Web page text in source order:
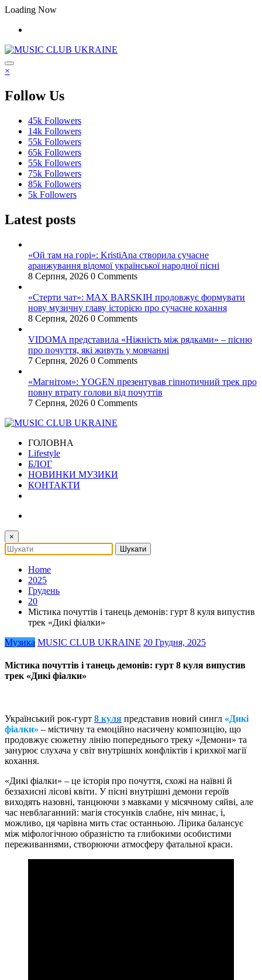
Перейти
контенту
Loading Now
×
Follow Us
45k Followers
14k Followers
55k Followers
65k Followers
55k Followers
75k Followers
85k Followers
5k Followers
Latest posts
«Ой там на горі»: KristiAna створила сучасне
аранжування відомої української народної пісні
8 Серпня, 2026 0 Comments
«Стерти чат»: MAX BARSKIH продовжує формувати
нову музичну главу історією про сучасне кохання
8 Серпня, 2026 0 Comments
VIDOMA представила «Ніжність між рядками» – пісню
про почуття, які живуть у мовчанні
7 Серпня, 2026 0 Comments
«Магнітом»: YOGEN презентував гіпнотичний трек про
повну втрату голови від почуттів
7 Серпня, 2026 0 Comments
ГОЛОВНА
Lifestyle
БЛОГ
НОВИНКИ МУЗИКИ
КОНТАКТИ
×
Home
2025
Грудень
20
Містика почуттів і танець демонів: гурт 8 куля випустив
трек «Дикі фіалки»
Музика MUSIC CLUB UKRAINE 20 Грудня, 2025
Містика почуттів і танець демонів: гурт 8 куля випустив
трек «Дикі фіалки»
Український рок-гурт 8 куля представив новий сингл «Дикі
фіалки» – містичну та емоційно насичену композицію, що
продовжує сюжетну лінію попереднього треку «Демони» та
занурює слухача у світ внутрішніх конфліктів і крихкої магії
кохання.
«Дикі фіалки» – це історія про почуття, схожі на наївні й
беззахисні лісові квіти. У пісні внутрішні демони героїв
виходять назовні, танцюючи з мавками у місячному сяйві, але
час невблаганний: магія стосунків слабне, ніч минає, і,
можливо, ця чарівна мить стає останньою. Лірика балансує
між міфологічною образністю та глибокими особистими
переживаннями, створюючи атмосферу фатальної краси.